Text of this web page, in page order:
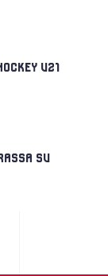
U21
SU